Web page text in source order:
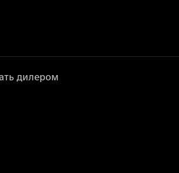
дилером